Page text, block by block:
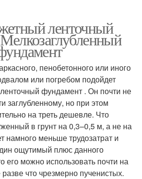
ленточный
пенобетонного или иного
или погребом подойдет
фундамент . Он почти не
заглубленному, но при этом
на треть дешевле. Что
в грунт на 0,3–0,5 м, а не на
намного меньше трудозатрат и
ощутимый плюс данного
его можно использовать почти на
разве что чрезмерно пученистых.